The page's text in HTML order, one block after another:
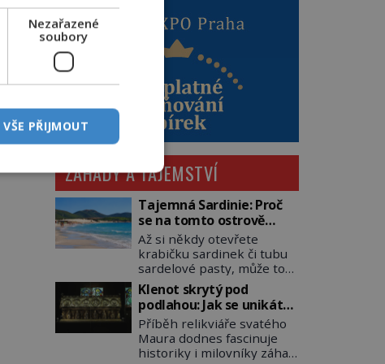
ZÁHADY A TAJEMSTVÍ
Tajemná Sardinie: Proč
se na tomto ostrově
nedoporučuje pytlovat
„mořské brambory“?
Až si někdy otevřete
krabičku sardinek či tubu
sardelové pasty, může to
být i lehké pozvání na
cestu do srdce
Středozemního moře, na
ostrov hrdých Sardů.
Věděli jste, že to byl právě
italský ostrov Sardinie,
Klenot skrytý pod
podlahou: Jak se unikátní
románský poklad dostal
do zapadlého Bečova?
Příběh relikviáře svatého
Maura dodnes fascinuje
historiky i milovníky záhad
Nezařazené
soubory
VŠE PŘIJMOUT